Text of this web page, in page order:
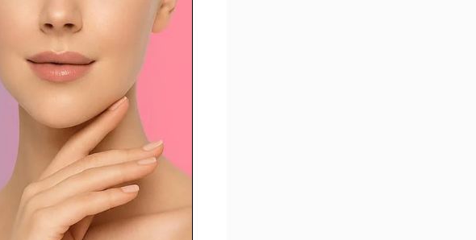
Quels
sont les
risques
d’un
lipofilling
du visage
?